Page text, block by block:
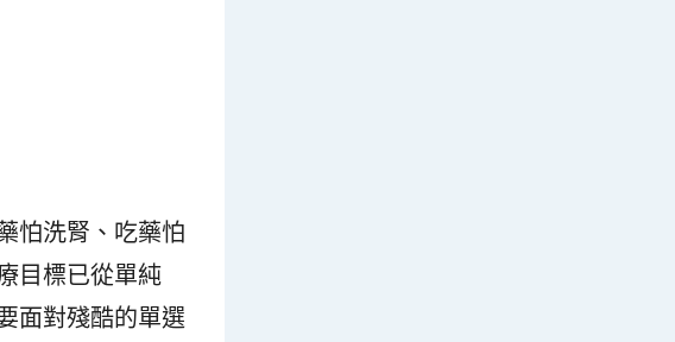
怕洗腎、吃藥怕
目標已從單純
面對殘酷的單選